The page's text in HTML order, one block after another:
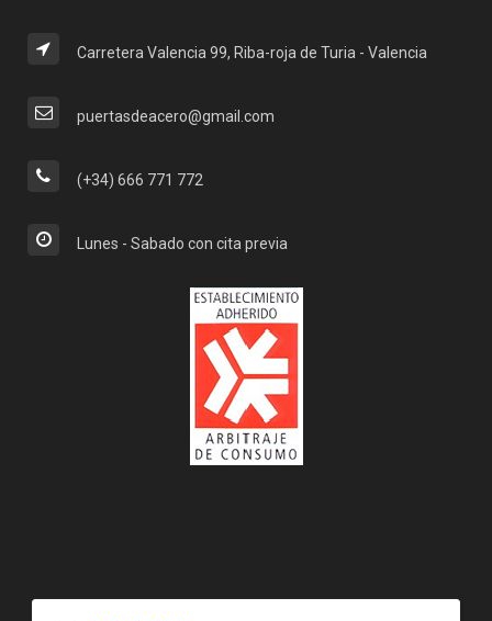
Carretera Valencia 99, Riba-roja de Turia - Valencia
puertasdeacero@gmail.com
(+34) 666 771 772
Lunes - Sabado con cita previa